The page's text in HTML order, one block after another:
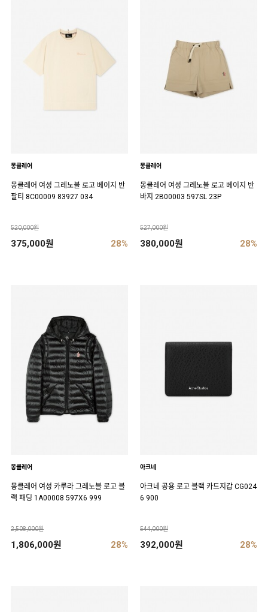
몽클레어
몽클레어 여성 그레노블 로고 베이지 반
팔티 8C00009 83927 034
520,000원
375,000원 28%
몽클레어
몽클레어 여성 그레노블 로고 베이지 반
바지 2B00003 597SL 23P
527,000원
380,000원 28%
몽클레어
몽클레어 여성 카루라 그레노블 로고 블
랙 패딩 1A00008 597X6 999
2,508,000원
1,806,000원 28%
아크네
아크네 공용 로고 블랙 카드지갑 CG024
6 900
544,000원
392,000원 28%